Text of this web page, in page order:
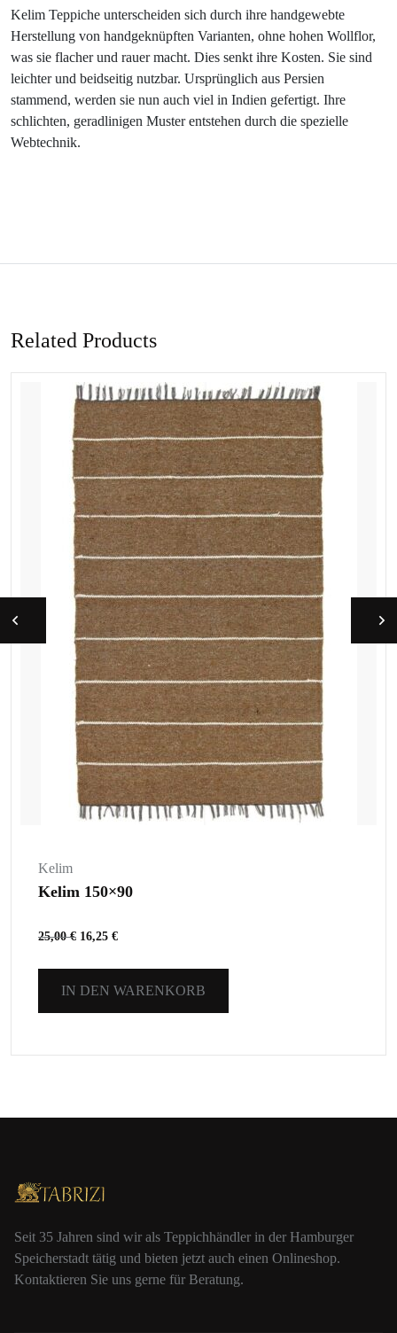
Kelim Teppiche unterscheiden sich durch ihre handgewebte
Herstellung von handgeknüpften Varianten, ohne hohen Wollflor,
was sie flacher und rauer macht. Dies senkt ihre Kosten. Sie sind
leichter und beidseitig nutzbar. Ursprünglich aus Persien
stammend, werden sie nun auch viel in Indien gefertigt. Ihre
schlichten, geradlinigen Muster entstehen durch die spezielle
Webtechnik.
Related Products
Kelim
Kelim 150×90
25,00€ 16,25 €
IN DEN WARENKORB
Seit 35 Jahren sind wir als Teppichhändler in der Hamburger
Speicherstadt tätig und bieten jetzt auch einen Onlineshop.
Kontaktieren Sie uns gerne für Beratung.